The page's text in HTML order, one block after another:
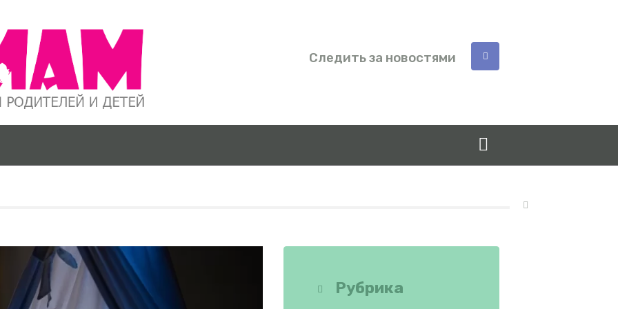
Следить за новостями
БЕРЕМЕННО
СТЬ ОТ А ДО
А
Рубрика